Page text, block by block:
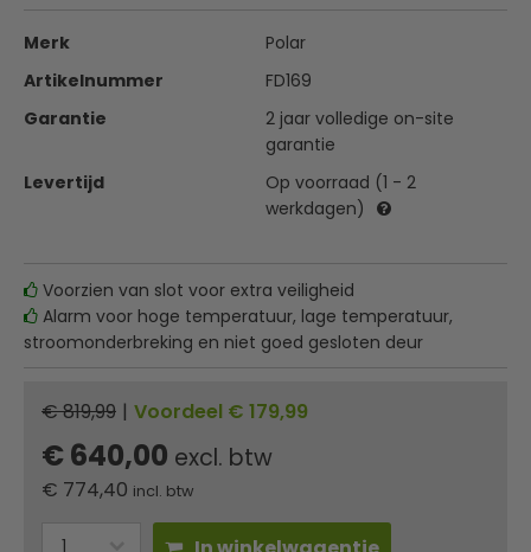
Merk
Polar
Artikelnummer
FD169
Garantie
2 jaar volledige on-site
garantie
Levertijd
Op voorraad (1 - 2
werkdagen)
Voorzien van slot voor extra veiligheid
Alarm voor hoge temperatuur, lage temperatuur,
stroomonderbreking en niet goed gesloten deur
€ 819,99 | Voordeel € 179,99
€ 640,00 excl. btw
€ 774,40 incl. btw